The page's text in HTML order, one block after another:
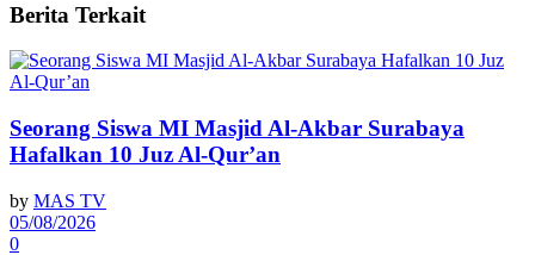
Berita Terkait
Seorang Siswa MI Masjid Al-Akbar Surabaya
Hafalkan 10 Juz Al-Qur’an
by MAS TV
05/08/2026
0